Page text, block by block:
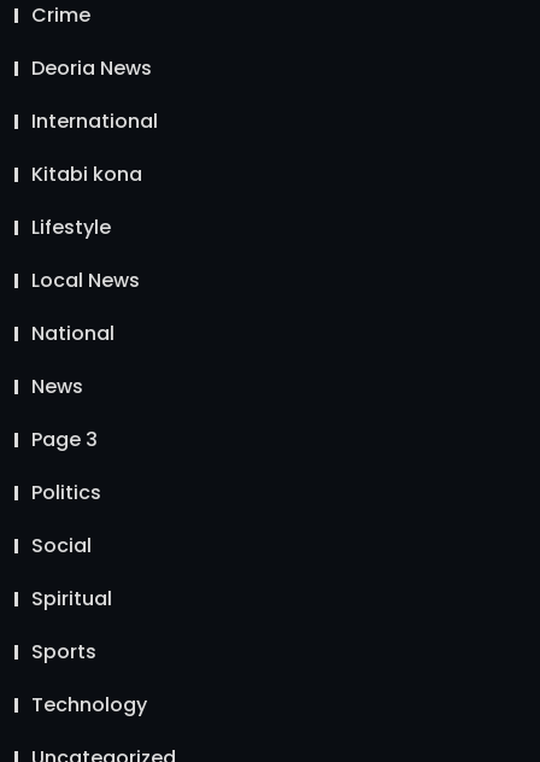
Crime
Deoria News
International
Kitabi kona
Lifestyle
Local News
National
News
Page 3
Politics
Social
Spiritual
Sports
Technology